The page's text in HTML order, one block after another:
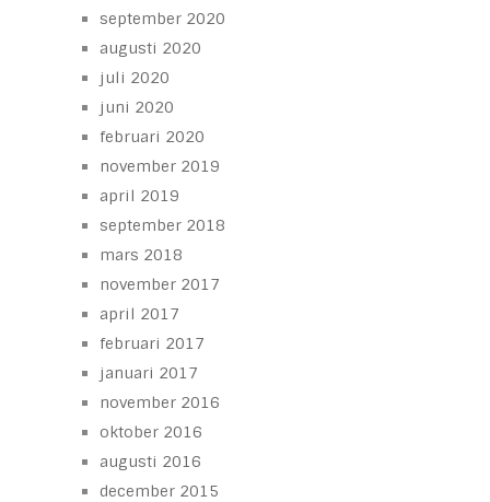
september 2020
augusti 2020
juli 2020
juni 2020
februari 2020
november 2019
april 2019
september 2018
mars 2018
november 2017
april 2017
februari 2017
januari 2017
november 2016
oktober 2016
augusti 2016
december 2015